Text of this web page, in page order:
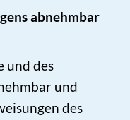
abnehmbar
und des
und
des